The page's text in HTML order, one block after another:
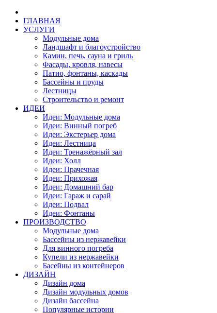
ГЛАВНАЯ
УСЛУГИ
Модульные дома
Ландшафт и благоустройство
Камин, печь, сауна и гриль
Фасады, кровля, навесы
Патио, фонтаны, каскады
Бассейны и пруды
Лестницы
Строительство и ремонт
ИДЕИ
Идеи: Модульные дома
Идеи: Винный погреб
Идеи: Экстерьер дома
Идеи: Лестница
Идеи: Тренажёрный зал
Идеи: Холл
Идеи: Прачечная
Идеи: Прихожая
Идеи: Домашний бар
Идеи: Гараж и сарай
Идеи: Подвал
Идеи: Фонтаны
ПРОИЗВОДСТВО
Модульные дома
Бассейны из нержавейки
Для винного погреба
Купели из нержавейки
Басейны из контейнеров
ДИЗАЙН
Дизайн дома
Дизайн модульных домов
Дизайн бассейна
Популярные истории